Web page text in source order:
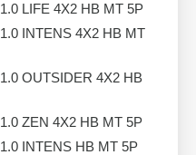
1.0 LIFE 4X2 HB MT 5P
1.0 INTENS 4X2 HB MT
1.0 OUTSIDER 4X2 HB
1.0 ZEN 4X2 HB MT 5P
1.0 INTENS HB MT 5P